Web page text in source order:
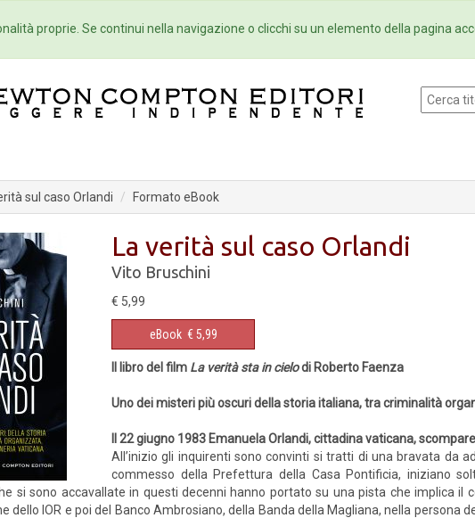
Autori Eventi Collane Newsletter
sul caso Orlandi Formato eBook
La verità sul caso Orlandi
Vito Bruschini
€ 5,99
eBook € 5,99
Il libro del film La verità sta in cielodi Roberto Faenza
Uno dei misteri più oscuri della storia italiana, tra criminalità
Il 22 giugno 1983 Emanuela Orlandi, cittadina vaticana,
All’inizio gli inquirenti sono convinti si tratti di una bravata da
commesso della Prefettura della Casa Pontificia, iniziano
si sono accavallate in questi decenni hanno portato su una pista che implica il
dello IOR e poi del Banco Ambrosiano, della Banda della Magliana, nella persona
proprie. Se continui nella navigazione o clicchi su un elemento della pagina